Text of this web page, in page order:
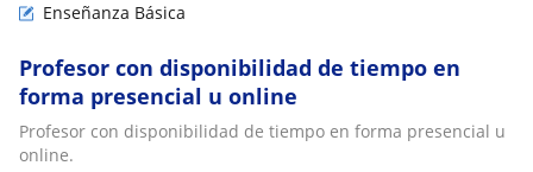
Enseñanza Básica
Profesor con disponibilidad de tiempo en
forma presencial u online
Profesor con disponibilidad de tiempo en forma presencial u
online.